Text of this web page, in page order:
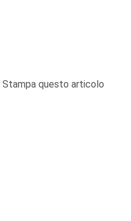
Stampa questo articolo